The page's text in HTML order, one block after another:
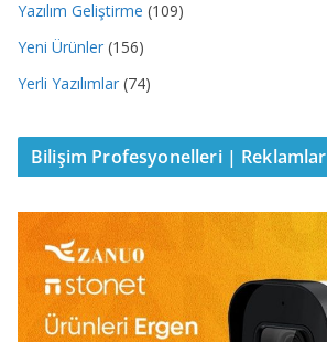
Yazılım Geliştirme (109)
Yeni Ürünler (156)
Yerli Yazılımlar (74)
Bilişim Profesyonelleri | Reklamlar